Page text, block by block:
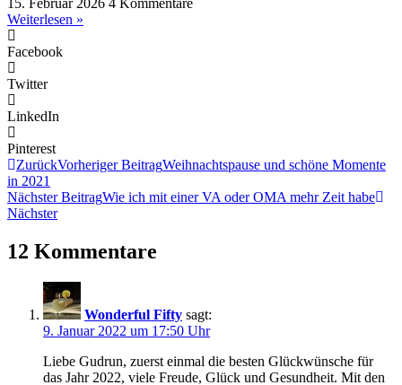
Weiterlesen »
Facebook
Twitter
LinkedIn
Pinterest
ZurückVorheriger BeitragWeihnachtspause und schöne Momente
in 2021
Nächster BeitragWie ich mit einer VA oder OMA mehr Zeit habe
Nächster
12 Kommentare
Wonderful Fifty sagt:
9. Januar 2022 um 17:50 Uhr
Liebe Gudrun, zuerst einmal die besten Glückwünsche für
das Jahr 2022, viele Freude, Glück und Gesundheit. Mit den